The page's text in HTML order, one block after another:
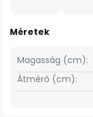
Méretek
Magasság (cm):
Átmérő (cm):